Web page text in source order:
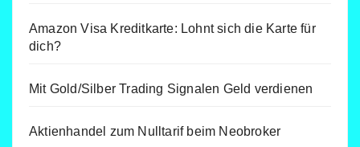
Amazon Visa Kreditkarte: Lohnt sich die Karte für
dich?
Mit Gold/Silber Trading Signalen Geld verdienen
Aktienhandel zum Nulltarif beim Neobroker